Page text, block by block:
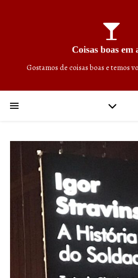
Gostamos de coisas boas e temos